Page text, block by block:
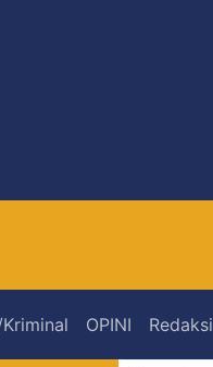
OPINI Redaksi